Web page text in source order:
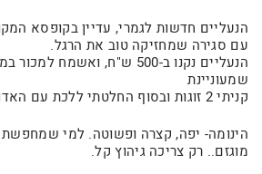
הנעליים חדשות לגמרי, עדיין בקופסא
עם סגירה שמחזיקה טוב את הרגל.
הנעליים נקנו ב-500 ש"ח, ואשמח
שמעוניינת
קניתי 2 זוגות ובסוף החלטתי ללכת עם האדום
הינומה- יפה, קצרה ופשוטה. למי שמחפשת
מוגזם.. רק צריכה גיהוץ קל.